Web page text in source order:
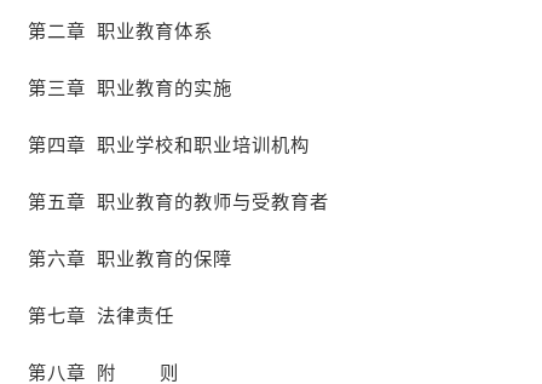
第二章 职业教育体系
第三章 职业教育的实施
第四章 职业学校和职业培训机构
第五章 职业教育的教师与受教育者
第六章 职业教育的保障
第七章 法律责任
第八章 附 则